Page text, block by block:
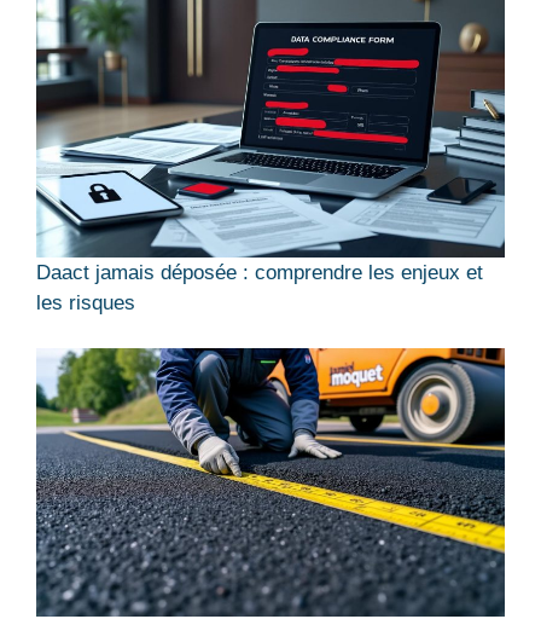
Daact jamais déposée : comprendre les enjeux et
les risques